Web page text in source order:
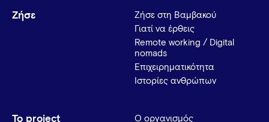
Ζήσε
Ζήσε στη Βαμβακού
Γιατί να έρθεις
Remote working / Digital
nomads
Επιχειρηματικότητα
Ιστορίες ανθρώπων
Το project
Ο οργανισμός